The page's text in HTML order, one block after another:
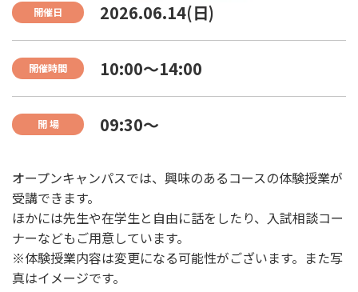
開催日 2026.06.14(日)
開催時間 10:00〜14:00
開 場 09:30〜
オープンキャンパスでは、興味のあるコースの体験授業が
受講できます。
ほかには先生や在学生と自由に話をしたり、入試相談コー
ナーなどもご用意しています。
※体験授業内容は変更になる可能性がございます。また写
真はイメージです。